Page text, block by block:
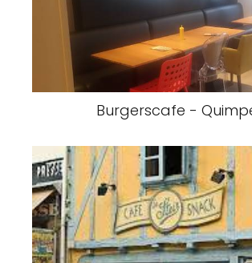
Burgerscafe -